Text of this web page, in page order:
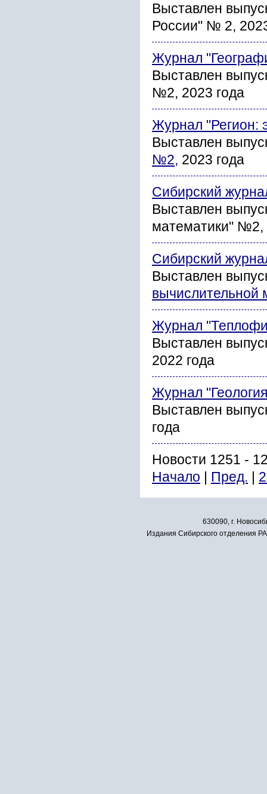
Выставлен
России" № 2,
Журнал
Выставлен
№2, 2023 года
Журнал "Регион:
Выставлен
№2, 2023 года
Сибирский
Выставлен
математики" №2,
Сибирский
Выставлен
вычислительной
Журнал
Выставлен
2022 года
Журнал
Выставлен
года
Новости 1251 -
Начало | Пред. |
630090, г.
Издания Сибирского отделения